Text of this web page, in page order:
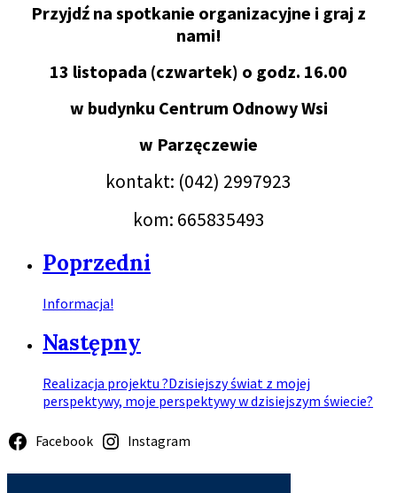
Przyjdź na spotkanie organizacyjne i graj z
nami!
13 listopada (czwartek) o godz. 16.00
w budynku Centrum Odnowy Wsi
w Parzęczewie
kontakt: (042) 2997923
kom: 665835493
Poprzedni
Informacja!
Następny
Realizacja projektu ?Dzisiejszy świat z mojej
perspektywy, moje perspektywy w dzisiejszym świecie?
Facebook Instagram